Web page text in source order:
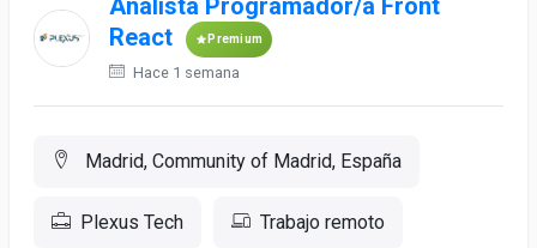
Analista Programador/a Front
React
Premium
Hace 1 semana
Madrid, Community of Madrid, España
Plexus Tech Trabajo remoto